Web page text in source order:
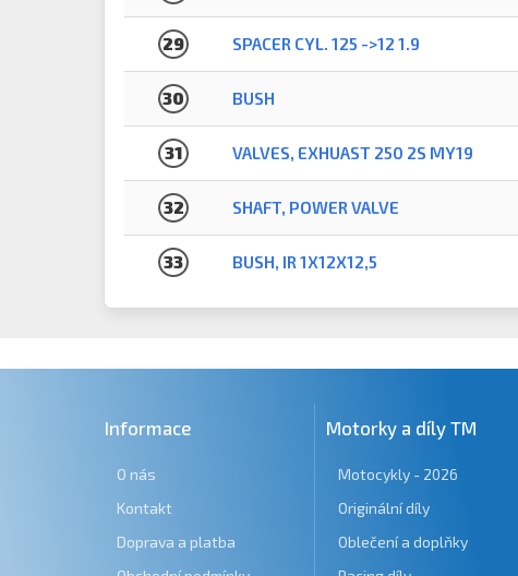
29 SPACER CYL. 125 ->12 1.9
30 BUSH
31 VALVES, EXHUAST 250 2S MY19
32 SHAFT, POWER VALVE
33 BUSH, IR 1X12X12,5
Informace
O nás
Kontakt
Doprava a platba
Motorky a díly TM
Motocykly - 2026
Originální díly
Oblečení a doplňky